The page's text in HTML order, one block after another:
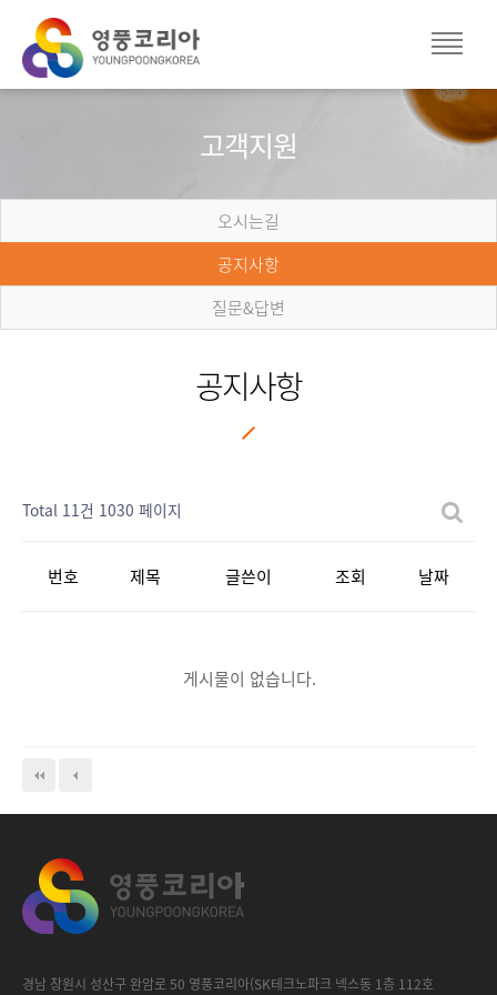
고객지원
오시는길
공지사항
질문&답변
공지사항
Total 11건 1030 페이지
번호 제목 글쓴이 조회 날짜
게시물이 없습니다.
경남 창원시 성산구 완암로 50 영풍코리아(SK테크노파크 넥스동 1층 112호